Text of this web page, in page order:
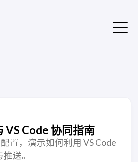
VS Code 协同指南
置，演示如何利用 VS Code
送。